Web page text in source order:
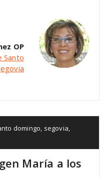
OP
Santo
domingo, segovia,
María a los